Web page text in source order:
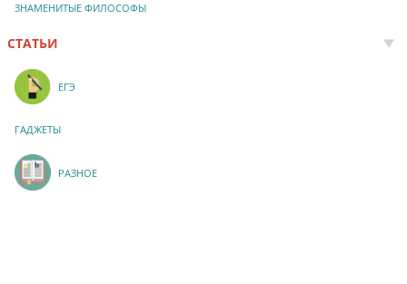
ЗНАМЕНИТЫЕ ФИЛОСОФЫ
СТАТЬИ
ЕГЭ
ГАДЖЕТЫ
РАЗНОЕ